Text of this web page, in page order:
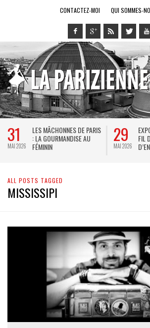
CONTACTEZ-MOI QUI SOMMES-
31
MAI 2026
LES MÂCHONNES DE PARIS
: LA GOURMANDISE AU
FÉMININ
29
MAI 2026
FIL
ALL POSTS TAGGED
MISSISSIPI